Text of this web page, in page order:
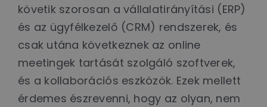
követik szorosan a vállalatirányítási (ERP)
és az ügyfélkezelő (CRM) rendszerek, és
csak utána következnek az online
meetingek tartását szolgáló szoftverek,
és a kollaborációs eszközök. Ezek mellett
érdemes észrevenni, hogy az olyan, nem